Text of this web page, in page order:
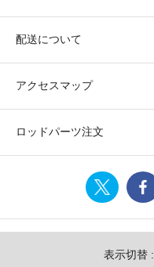
配送について
アクセスマップ
ロッドパーツ注文
表示切替 :